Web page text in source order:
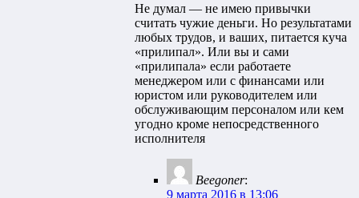
Не думал — не имею привычки
считать чужие деньги. Но результатами
любых трудов, и ваших, питается куча
«прилипал». Или вы и сами
«прилипала» если работаете
менеджером или с финансами или
юристом или руководителем или
обслуживающим персоналом или кем
угодно кроме непосредственного
исполнителя
Beegoner:
9 марта 2016 в 13:06